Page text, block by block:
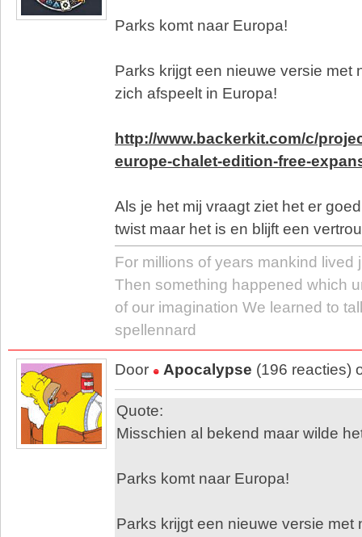
Parks komt naar Europa!
Parks krijgt een nieuwe versie met
zich afspeelt in Europa!
http://www.backerkit.com/c/
europe-chalet-edition-free-
Als je het mij vraagt ziet het er
twist maar het is en blijft een
For millions of years mankind lived
Then something happened which
of our imagination We learned to
spellennard
Door Apocalypse (196 reacties)
Quote:
Misschien al bekend maar wilde
Parks komt naar Europa!
Parks krijgt een nieuwe versie met